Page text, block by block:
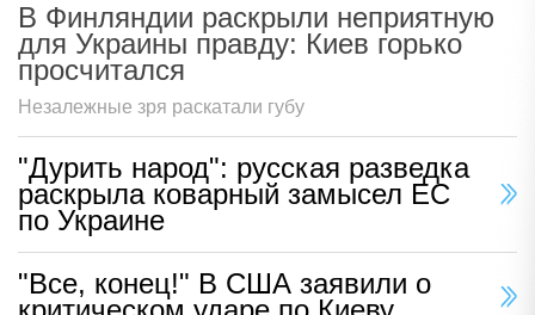
В Финляндии раскрыли неприятную
для Украины правду: Киев горько
просчитался
Незалежные зря раскатали губу
"Дурить народ": русская разведка
раскрыла коварный замысел ЕС
по Украине
"Все, конец!" В США заявили о